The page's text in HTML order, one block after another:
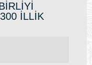
İLLİK